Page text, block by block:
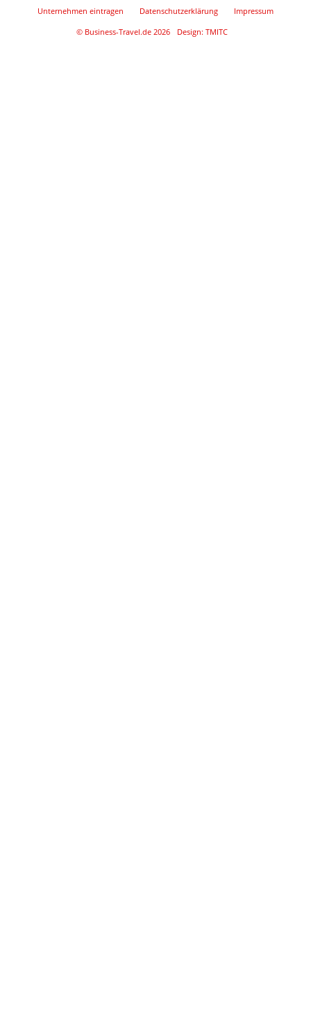
Unternehmen eintragen Datenschutzerklärung
Impressum
© Business-Travel.de 2026
Design: TMITC